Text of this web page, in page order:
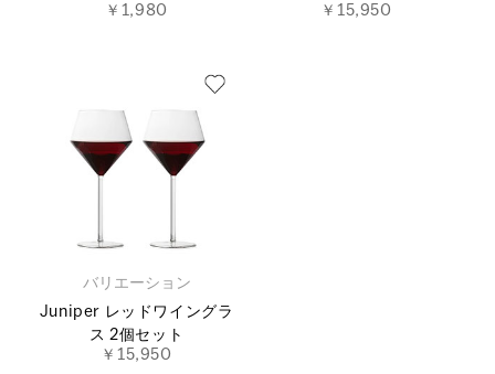
￥1,980
￥15,950
バリエーション
Juniper レッドワイングラ
ス 2個セット
￥15,950